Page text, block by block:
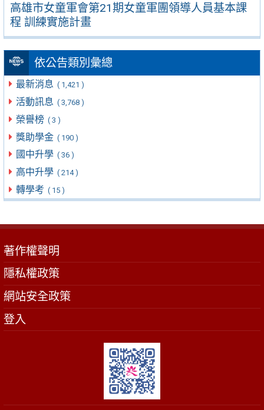
高雄市女童軍會第21期女童軍團領導人員基本課
程 訓練實施計畫
依公告類別彙總
最新消息 ( 1,421 )
活動訊息 ( 3,768 )
榮譽榜 ( 3 )
獎助學金 ( 190 )
國中升學 ( 36 )
高中升學 ( 214 )
轉學考 ( 15 )
著作權聲明
隱私權政策
網站安全政策
登入